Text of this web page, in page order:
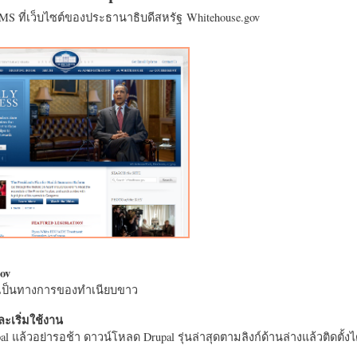
ที่เว็บไซต์ของประธานาธิบดีสหรัฐ Whitehouse.gov
ป็นทางการของทำเนียบขาว
เริ่มใช้งาน
แล้วอย่ารอช้า ดาวน์โหลด Drupal รุ่นล่าสุดตามลิงก์ด้านล่างแล้วติดตั้ง